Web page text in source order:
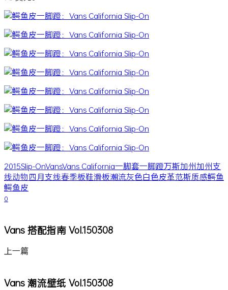
2015Slip-OnVansVans California一脚套一脚蹬万斯加州加州支
线动物四月支线春季板鞋滑板潮流灰色白色皮革范斯质感鳄鱼
鳄鱼皮
0
Vans 搭配指南 Vol.150308
上一篇
Vans 潮流壁纸 Vol.150308